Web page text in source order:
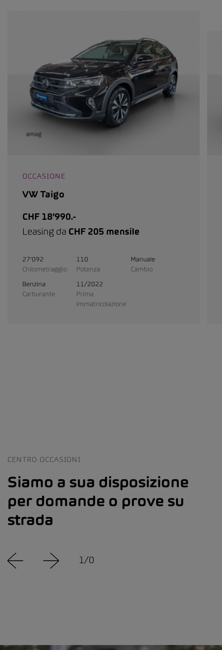
OCCASIONE
VW Taigo
CHF 18'990.-
Leasing da CHF 205 mensile
27'092
Chilometraggio
110
Potenza
Manuale
Cambio
Benzina
Carburante
11/2022
Prima
immatricolazione
CENTRO OCCASIONI
Siamo a sua disposizione
per domande o prove su
strada
1/0